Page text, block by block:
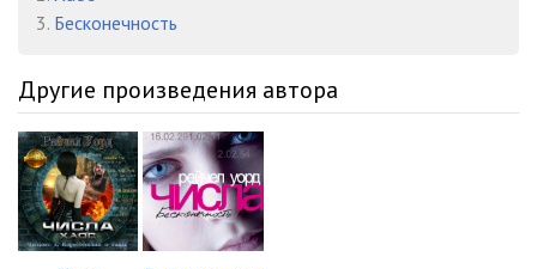
021
023 08:52
024
025
026
3. Бесконечность
Другие произведения автора